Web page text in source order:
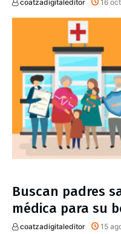
coatzadigitaleditor 16
Buscan padres
médica para su
coatzadigitaleditor 15